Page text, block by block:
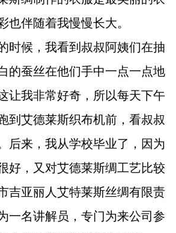
也伴随着我慢慢长大。
候，我看到叔叔阿姨们在抽
的蚕丝在他们手中一点一点地
让我非常好奇，所以每天下午
到艾德莱斯织布机前，看叔叔
后来，我从学校毕业了，因为
好，又对艾德莱斯绸工艺比较
吉亚丽人艾特莱斯丝绸有限责
一名讲解员，专门为来公司参